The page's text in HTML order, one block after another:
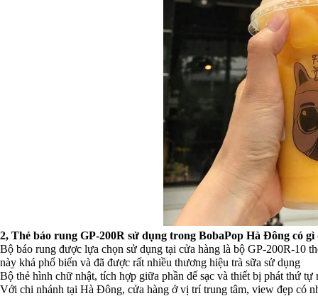
2, Thẻ báo rung GP-200R sử dụng trong BobaPop Hà Đông có gì
Bộ báo rung được lựa chọn sử dụng tại cửa hàng là bộ GP-200R-10
này khá phổ biến và đã được rất nhiều thương hiệu trà sữa sử dụng
Bộ thẻ hình chữ nhật, tích hợp giữa phần đế sạc và thiết bị phát thứ tự
Với chi nhánh tại Hà Đông, cửa hàng ở vị trí trung tâm, view đẹp có